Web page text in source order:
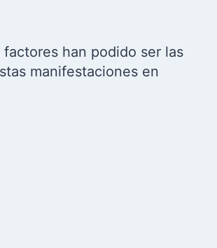
factores han podido ser las
manifestaciones en